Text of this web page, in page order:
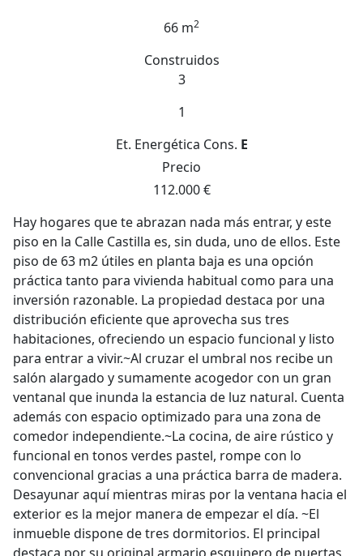
66 m2
Construidos
3
1
Et. Energética Cons. E
Precio
112.000 €
Hay hogares que te abrazan nada más entrar, y este
piso en la Calle Castilla es, sin duda, uno de ellos. Este
piso de 63 m2 útiles en planta baja es una opción
práctica tanto para vivienda habitual como para una
inversión razonable. La propiedad destaca por una
distribución eficiente que aprovecha sus tres
habitaciones, ofreciendo un espacio funcional y listo
para entrar a vivir.~Al cruzar el umbral nos recibe un
salón alargado y sumamente acogedor con un gran
ventanal que inunda la estancia de luz natural. Cuenta
además con espacio optimizado para una zona de
comedor independiente.~La cocina, de aire rústico y
funcional en tonos verdes pastel, rompe con lo
convencional gracias a una práctica barra de madera.
Desayunar aquí mientras miras por la ventana hacia el
exterior es la mejor manera de empezar el día. ~El
inmueble dispone de tres dormitorios. El principal